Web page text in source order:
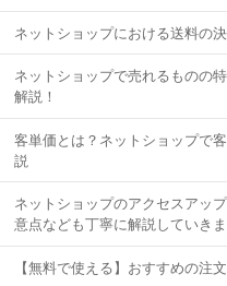
ネットショップにおける送料の
ネットショップで売れるものの
解説！
客単価とは？ネットショップで
説
ネットショップのアクセスアッ
意点なども丁寧に解説していき
【無料で使える】おすすめの注